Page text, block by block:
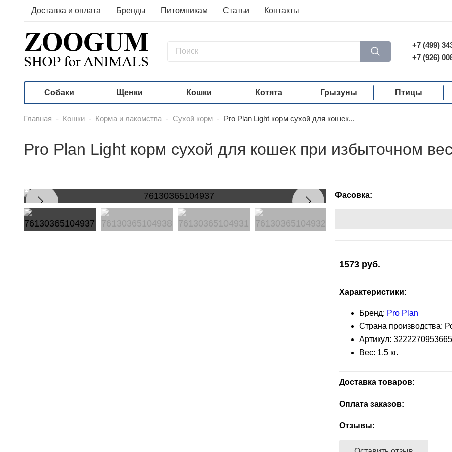
Доставка и оплата Бренды Питомникам Статьи Контакты
+7 (499)
+7 (926)
Собаки Щенки Кошки Котята Грызуны Птицы
Главная - Кошки - Корма и лакомства - Сухой корм - Pro Plan Light корм сухой для кошек...
Pro Plan Light корм сухой для кошек при избыточном
Фасовка:
1573 руб.
Характеристики:
Бренд: Pro Plan
Страна производства:
Артикул: 3222270953665
Вес: 1.5 кг.
Доставка товаров:
Бесплатная доставка —
Оплата заказов:
Расчет наличными - при
Расчет безналичный - при
Отзывы: